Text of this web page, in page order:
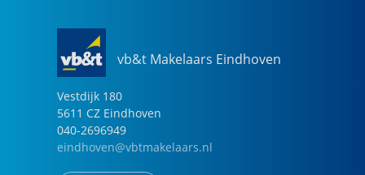
vb&t Makelaars Eindhoven
Vestdijk 180
5611 CZ Eindhoven
040-2696949
eindhoven@vbtmakelaars.nl